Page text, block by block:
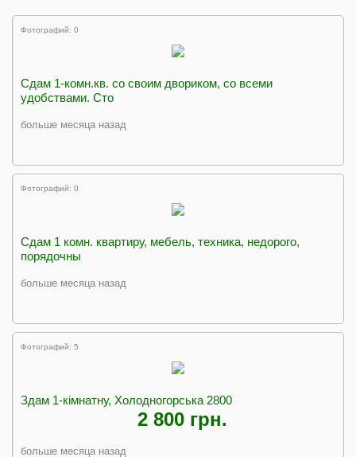
Фотографий: 0
Сдам 1-комн.кв. со своим двориком, со всеми
удобствами. Сто
больше месяца назад
Фотографий: 0
Сдам 1 комн. квартиру, мебель, техника, недорого,
порядочны
больше месяца назад
Фотографий: 5
Здам 1-кімнатну, Холодногорська 2800
2 800 грн.
больше месяца назад